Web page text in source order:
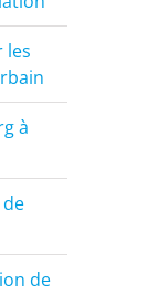
les
à
de
de